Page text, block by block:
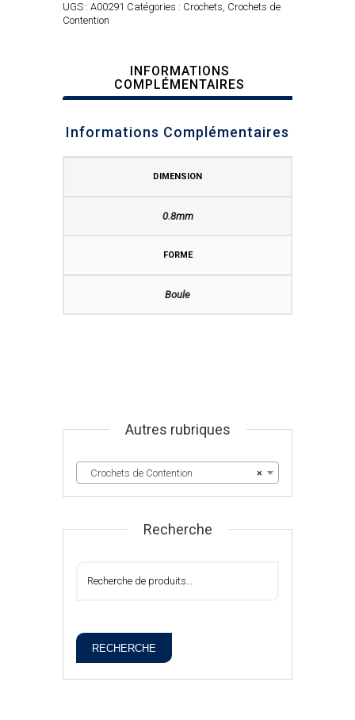
UGS : A00291 Catégories : Crochets, Crochets de
Contention
INFORMATIONS
COMPLÉMENTAIRES
Informations Complémentaires
DIMENSION
0.8mm
FORME
Boule
Autres rubriques
×
Crochets de Contention
Recherche
RECHERCHE